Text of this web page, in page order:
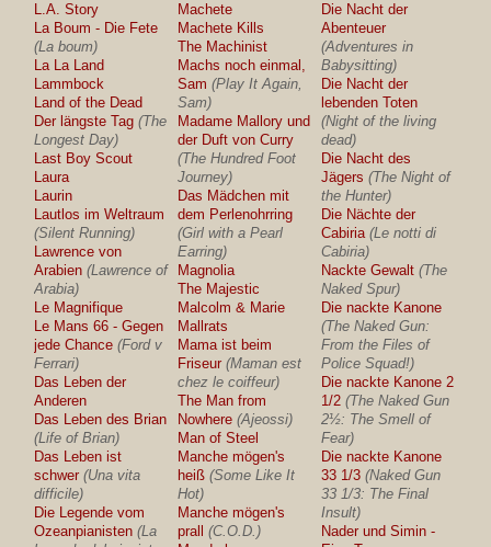
L.A. Story
La Boum - Die Fete
(La boum)
La La Land
Lammbock
Land of the Dead
Der längste Tag (The
Longest Day)
Last Boy Scout
Laura
Laurin
Lautlos im Weltraum
(Silent Running)
Lawrence von
Arabien (Lawrence of
Arabia)
Le Magnifique
Le Mans 66 - Gegen
jede Chance (Ford v
Ferrari)
Das Leben der
Anderen
Das Leben des Brian
(Life of Brian)
Das Leben ist
schwer (Una vita
difficile)
Die Legende vom
Ozeanpianisten (La
Machete
Machete Kills
The Machinist
Machs noch einmal,
Sam (Play It Again,
Sam)
Madame Mallory und
der Duft von Curry
(The Hundred Foot
Journey)
Das Mädchen mit
dem Perlenohrring
(Girl with a Pearl
Earring)
Magnolia
The Majestic
Malcolm & Marie
Mallrats
Mama ist beim
Friseur (Maman est
chez le coiffeur)
The Man from
Nowhere (Ajeossi)
Man of Steel
Manche mögen's
heiß (Some Like It
Hot)
Manche mögen's
prall
(C.O.D.)
Die Nacht der
Abenteuer
(Adventures in
Babysitting)
Die Nacht der
lebenden Toten
(Night of the living
dead)
Die Nacht des
Jägers (The Night of
the Hunter)
Die Nächte der
Cabiria (Le notti di
Cabiria)
Nackte Gewalt (The
Naked Spur)
Die nackte Kanone
(The Naked Gun:
From the Files of
Police Squad!)
Die nackte Kanone 2
1/2 (The Naked Gun
2½: The Smell of
Fear)
Die nackte Kanone
33 1/3 (Naked Gun
33 1/3: The Final
Insult)
Nader und Simin -